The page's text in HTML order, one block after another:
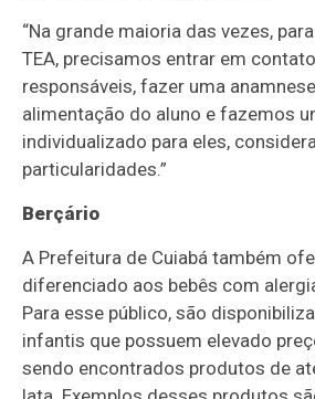
“Na grande maioria das vezes,
TEA, precisamos entrar em
responsáveis, fazer uma
alimentação do aluno e fazemos
individualizado para eles,
particularidades.”
Berçário
A Prefeitura de Cuiabá também
diferenciado aos bebês com
Para esse público, são
infantis que possuem elevado
sendo encontrados produtos de